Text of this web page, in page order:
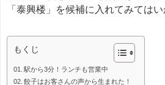
「泰興楼」を候補に入れてみてはい
もくじ
駅から3分！ランチも営業中
餃子はお客さんの声から生まれた！